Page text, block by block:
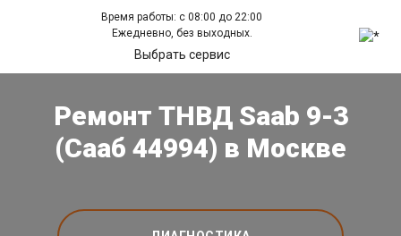
Время работы: с 08:00 до 22:00
Ежедневно, без выходных.
Выбрать сервис
Ремонт ТНВД Saab 9-3
(Сааб 44994) в Москве